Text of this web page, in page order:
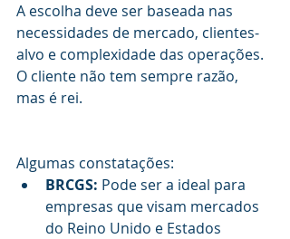
A escolha deve ser baseada nas
necessidades de mercado, clientes-
alvo e complexidade das operações.
O cliente não tem sempre razão,
mas é rei.
Algumas constatações:
BRCGS: Pode ser a ideal para
empresas que visam mercados
do Reino Unido e Estados